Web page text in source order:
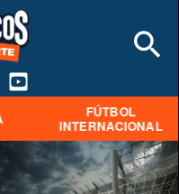
FÚTBOL
INTERNACIONAL